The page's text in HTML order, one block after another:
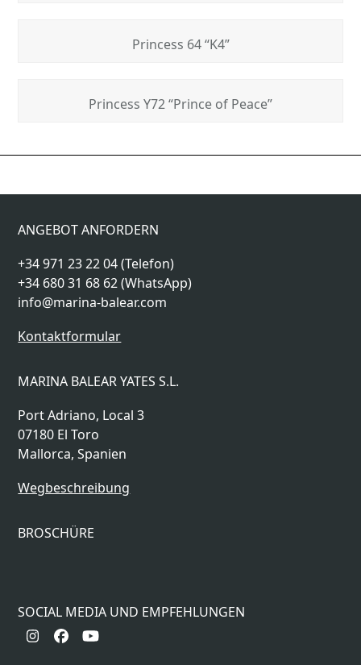
Princess 64 “K4”
Princess Y72 “Prince of Peace”
ANGEBOT ANFORDERN
+34 971 23 22 04 (Telefon)
+34 680 31 68 62 (WhatsApp)
info@marina-balear.com
Kontaktformular
MARINA BALEAR YATES S.L.
Port Adriano, Local 3
07180 El Toro
Mallorca, Spanien
Wegbeschreibung
BROSCHÜRE
SOCIAL MEDIA UND EMPFEHLUNGEN
Instagram
Facebook
YouTube